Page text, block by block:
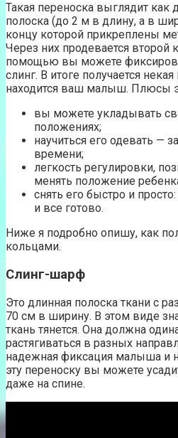
Такая переноска выглядит как
полоска (до 2 м в длину, а в
концу которой прикреплены
Через них продевается второй
помощью вы можете
слинг. В итоге получается
находится ваш малыш. Плюсы
вы можете укладывать
положениях;
научиться его одевать —
времени;
легкость регулировки,
менять положение
снять его быстро и
и все готово.
Ниже я подробно опишу, как
кольцами.
Слинг-шарф
Это длинная полоска ткани с
70 см в ширину. В этом виде
ткань тянется. Она должна
растягиваться в разных
надежная фиксация малыша и
эту переноску вы можете
даже на спине.